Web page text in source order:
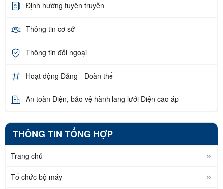
Định hướng tuyên truyền
Thông tin cơ sở
Thông tin đối ngoại
Hoạt động Đảng - Đoàn thể
An toàn Điện, bảo vệ hành lang lưới Điện cao áp
THÔNG TIN TỔNG HỢP
Trang chủ
Tổ chức bộ máy